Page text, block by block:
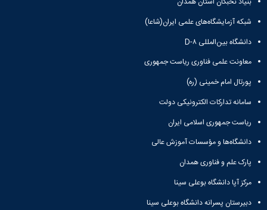
و
پایان
نامه
ها
ترم
بندی
دروس
میکروب
شناسی
آزمایشگاه
آزمایشگاه
بهداشت
کنترل
مواد
غذایی
تشریح
خدمات
آزمایشگاهی
و
شبکه آزمایشگاه‌های علمی ایران(شاعا)
دانشگاه بین‌المللی D-۸
معاونت علمی فناوری ریاست جمهوری
پورتال امام خمینی (ره)
سامانه تدارکات الکترونیکی دولت
ریاست جمهوری اسلامی ایران
دانشگاه‌ها و مؤسسات آموزش عالی
پارک علم و فناوری همدان
مرکز آپا دانشگاه بوعلی سینا
دبیرستان پسرانه دانشگاه بوعلی سینا